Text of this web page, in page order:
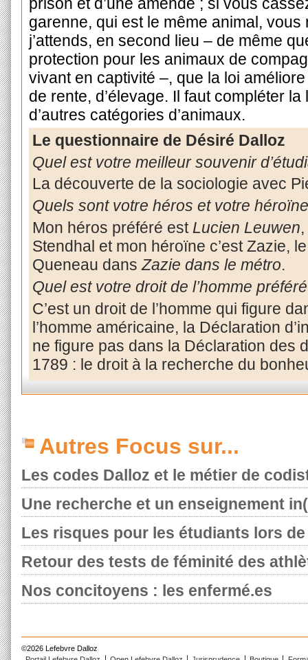
garenne, qui est le même animal, vous
j’attends, en second lieu – de même
protection pour les animaux de
vivant en captivité –, que la loi
de rente, d’élevage. Il faut compléter
d’autres catégories d’animaux.
Le questionnaire de Désiré Dalloz
Quel est votre meilleur souvenir
La découverte de la sociologie avec
Quels sont votre héros et votre
Mon héros préféré est Lucien Leuwen
Stendhal et mon héroïne c’est Zazie,
Queneau dansZazie dans le métro.
Quel est votre droit de l’homme
C’est un droit de l’homme qui figure
l’homme américaine, la Déclaration
ne figure pas dans la Déclaration des
1789 : le droit à la recherche du
Autres Focus sur...
Les codes Dalloz et le métier de
Une recherche et un enseignement
Les risques pour les étudiants lors de
Retour des tests de féminité des
Nos concitoyens : les enfermé.es
©2026 Lefebvre Dalloz